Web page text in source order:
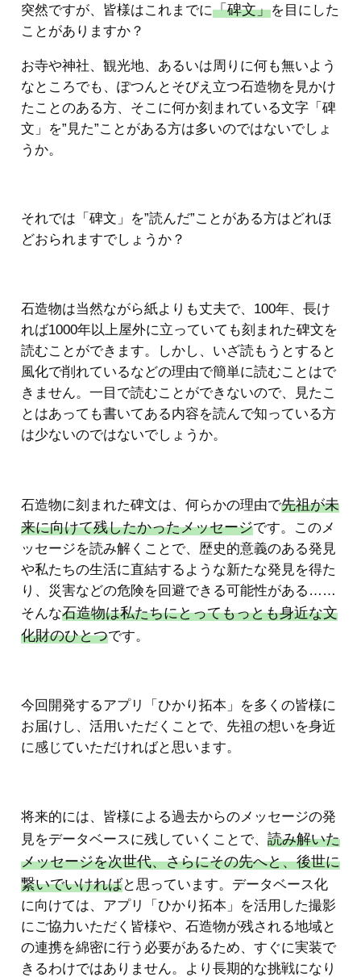
突然ですが、皆様はこれまでに「碑文」を目にした
ことがありますか？
お寺や神社、観光地、あるいは周りに何も無いよう
なところでも、ぽつんとそびえ立つ石造物を見かけ
たことのある方、そこに何か刻まれている文字「碑
文」を”見た”ことがある方は多いのではないでしょ
うか。
それでは「碑文」を”読んだ”ことがある方はどれほ
どおられますでしょうか？
石造物は当然ながら紙よりも丈夫で、100年、長け
れば1000年以上屋外に立っていても刻まれた碑文を
読むことができます。しかし、いざ読もうとすると
風化で削れているなどの理由で簡単に読むことはで
きません。一目で読むことができないので、見たこ
とはあっても書いてある内容を読んで知っている方
は少ないのではないでしょうか。
石造物に刻まれた碑文は、何らかの理由で先祖が未
来に向けて残したかったメッセージです。このメ
ッセージを読み解くことで、歴史的意義のある発見
や私たちの生活に直結するような新たな発見を得た
り、災害などの危険を回避できる可能性がある……
そんな石造物は私たちにとってもっとも身近な文
化財のひとつです。
今回開発するアプリ「ひかり拓本」を多くの皆様に
お届けし、活用いただくことで、先祖の想いを身近
に感じていただければと思います。
将来的には、皆様による過去からのメッセージの発
見をデータベースに残していくことで、 読み解いた
メッセージを次世代、さらにその先へと、後世に
繋いでいければと思っています。データベース化
に向けては、アプリ「ひかり拓本」を活用した撮影
にご協力いただく皆様や、石造物が残される地域と
の連携を綿密に行う必要があるため、すぐに実装で
きるわけではありません。より長期的な挑戦になり